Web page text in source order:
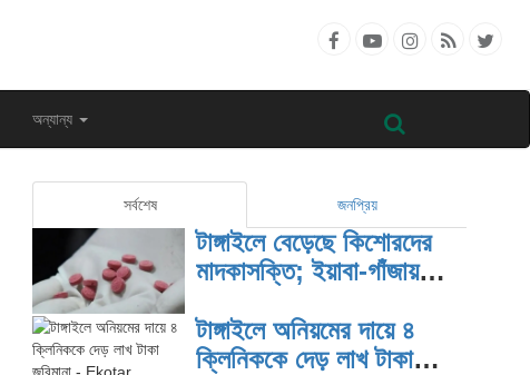
অন্যান্য
সর্বশেষ জনপ্রিয়
টাঙ্গাইলে বেড়েছে কিশোরদের
মাদকাসক্তি; ইয়াবা-গাঁজায়
টাঙ্গাইলে অনিয়মের দায়ে ৪
ক্লিনিককে দেড় লাখ টাকা